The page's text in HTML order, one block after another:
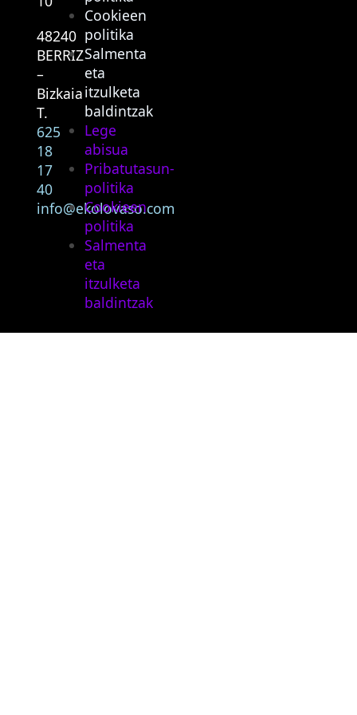
48240
BERRIZ
–
Bizkaia
T.
625
18
17
40
info@ekolovaso.com
Cookieen
politika
Salmenta
eta
itzulketa
baldintzak
Lege
abisua
Pribatutasun-
politika
Cookieen
politika
Salmenta
eta
itzulketa
baldintzak